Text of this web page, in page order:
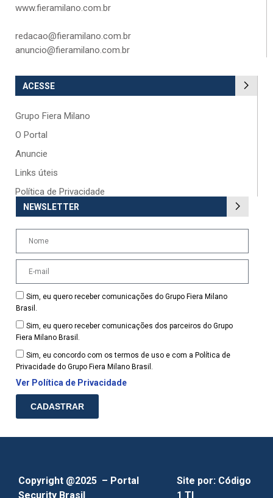
www.fieramilano.com.br
redacao@fieramilano.com.br
anuncio@fieramilano.com.br
ACESSE
Grupo Fiera Milano
O Portal
Anuncie
Links úteis
Política de Privacidade
NEWSLETTER
Sim, eu quero receber comunicações do Grupo Fiera Milano
Brasil.
Sim, eu quero receber comunicações dos parceiros do Grupo
Fiera Milano Brasil.
Sim, eu concordo com os termos de uso e com a Política de
Privacidade do Grupo Fiera Milano Brasil.
Ver Política de Privacidade
CADASTRAR
Copyright @2025 – Portal
Security Brasil
Site por: Código
1 TI